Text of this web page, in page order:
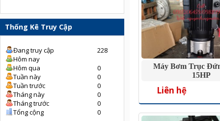
Thống Kê Truy Cập
Đang truy cập
228
Hôm nay
Hôm qua
0
Tuần này
0
Tuần trước
0
Tháng này
0
Tháng trước
0
Tổng cộng
0
Máy Bơm Trục
15HP
Liên hệ